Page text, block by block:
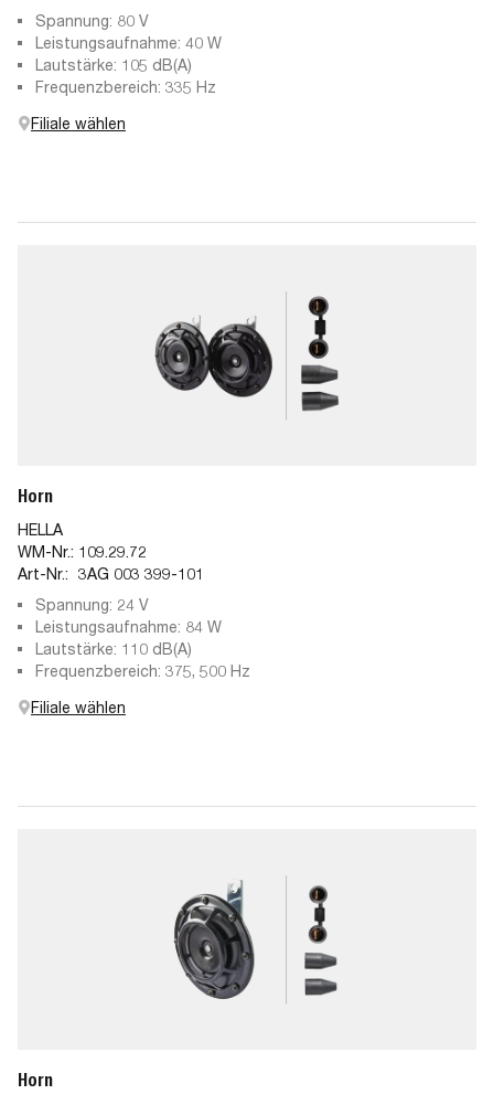
Spannung: 80 V
Leistungsaufnahme: 40 W
Lautstärke: 105 dB(A)
Frequenzbereich: 335 Hz
Filiale wählen
Horn
HELLA
WM-Nr.: 109.29.72
Art-Nr.: 3AG 003 399-101
Spannung: 24 V
Leistungsaufnahme: 84 W
Lautstärke: 110 dB(A)
Frequenzbereich: 375, 500 Hz
Filiale wählen
Horn